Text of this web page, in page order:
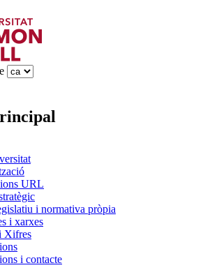
URL
i normativa pròpia
i xarxes
Xifres
i contacte